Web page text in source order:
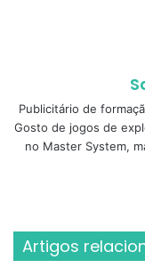
Publicitário de
Gosto de jogos de
no Master System,
Artigos